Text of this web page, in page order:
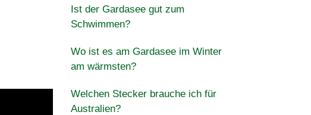
Ist der Gardasee gut zum
Schwimmen?
Wo ist es am Gardasee im Winter
am wärmsten?
Welchen Stecker brauche ich für
Australien?